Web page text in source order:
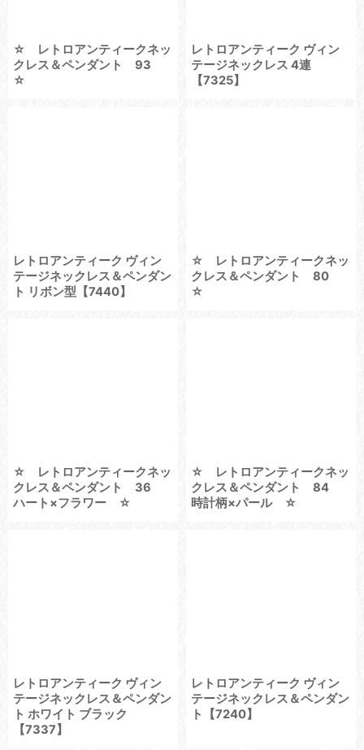
☆ レトロアンティークネッ
クレス＆ペンダント 93
☆
レトロアンティーク ヴィン
テージネックレス 4連
【7325】
レトロアンティーク ヴィン
テージネックレス＆ペンダン
ト リボン型【7440】
☆ レトロアンティークネッ
クレス＆ペンダント 80
☆
☆ レトロアンティークネッ
クレス＆ペンダント 36
ハート×フラワー ☆
☆ レトロアンティークネッ
クレス＆ペンダント 84
時計柄×パール ☆
レトロアンティーク ヴィン
テージネックレス＆ペンダン
ト ホワイト ブラック
【7337】
レトロアンティーク ヴィン
テージネックレス＆ペンダン
ト【7240】